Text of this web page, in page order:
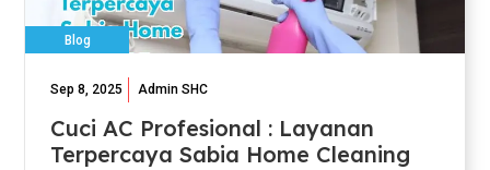
Blog
Sep 8, 2025 Admin SHC
Cuci AC Profesional : Layanan
Terpercaya Sabia Home Cleaning